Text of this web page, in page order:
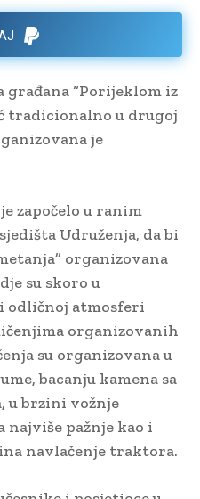
“Porijeklom iz
tradicionalno u drugoj
je
započelo u ranim
Udruženja, da bi
organizovana
su skoro u
odličnoj atmosferi
organizovanih
su organizovana u
bacanju kamena sa
u brzini vožnje
pažnje kao i
navlačenje traktora.